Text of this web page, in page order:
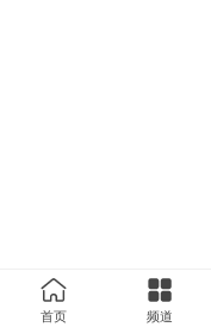
首页 频道